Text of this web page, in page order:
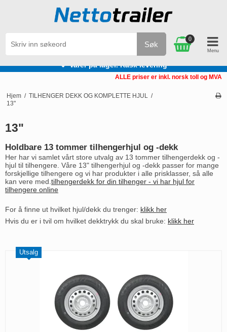
Varer på lager. Rask levering
Søk
0
ALLE priser er inkl. norsk toll og MVA
Hjem / TILHENGER DEKK OG KOMPLETTE HJUL /
13"
13"
Holdbare 13 tommer tilhengerhjul og -dekk
Her har vi samlet vårt store utvalg av 13 tommer tilhengerdekk og -
hjul til tilhengere. Våre 13" tilhengerhjul og -dekk passer for mange
forskjellige tilhengere og vi har produkter i alle prisklasser, så alle
kan vere med.tilhengerdekk for din tilhenger - vi har hjul for
tilhengere online
For å finne ut hvilket hjul/dekk du trenger: klikk her
Hvis du er i tvil om hvilket dekktrykk du skal bruke: klikk her
Utsalg